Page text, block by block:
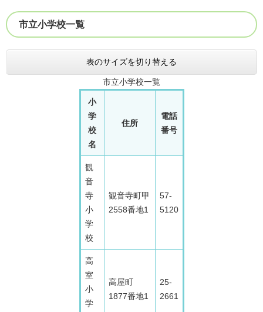
市立小学校一覧
表のサイズを切り替える
市立小学校一覧
小
学
校
名
住所
電話
番号
観
音
寺
小
学
校
観音寺町甲
2558番地1
57-
5120
高
室
小
学
高屋町
1877番地1
25-
2661